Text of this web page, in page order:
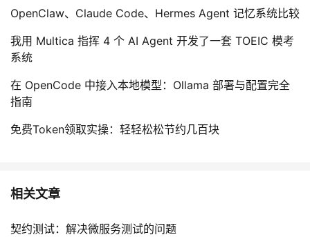
OpenClaw、Claude Code、Hermes Agent 记忆系统比较
我用 Multica 指挥 4 个 AI Agent 开发了一套 TOEIC 模考
系统
在 OpenCode 中接入本地模型：Ollama 部署与配置完全
指南
免费Token领取实操：轻轻松松节约几百块
相关文章
契约测试：解决微服务测试的问题